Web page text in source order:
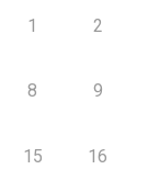
1 2
8 9
15 16